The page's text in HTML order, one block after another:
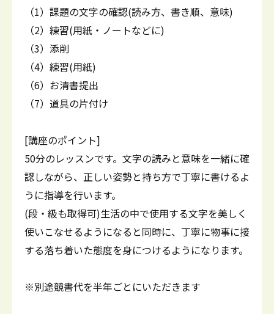
（1）課題の文字の確認(読み方、書き順、意味)
（2）練習(用紙・ノートなどに)
（3）添削
（4）練習(用紙)
（6）お清書提出
（7）道具の片付け
[講座のポイント]
50分のレッスンです。文字の読みと意味を一緒に確
認しながら、正しい姿勢と持ち方で丁寧に書けるよ
うに指導を行います。
(段・級も取得可)生活の中で使用する文字を美しく
使いこなせるようになると同時に、丁寧に物事に接
する落ち着いた態度を身につけるようになります。
※別途競書代を半年ごとにいただきます